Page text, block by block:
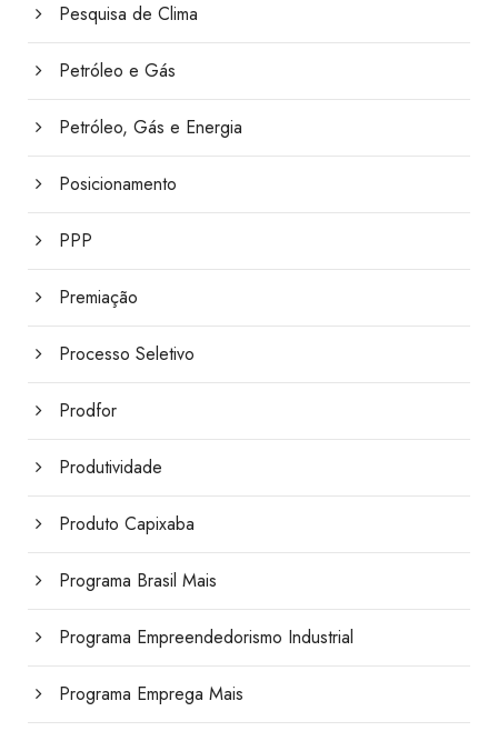
Pesquisa de Clima
Petróleo e Gás
Petróleo, Gás e Energia
Posicionamento
PPP
Premiação
Processo Seletivo
Prodfor
Produtividade
Produto Capixaba
Programa Brasil Mais
Programa Empreendedorismo Industrial
Programa Emprega Mais